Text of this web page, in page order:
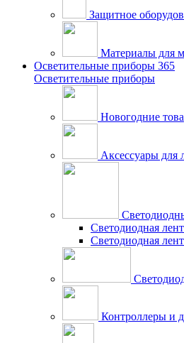
Защитное
Материалы для
Осветительные приборы 365
Осветительные приборы
Новогодние
Аксессуары для
Светодиодная
Светодиодная
Контроллеры и